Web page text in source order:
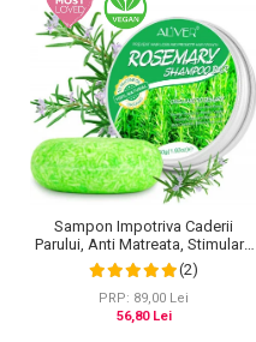
Sampon Impotriva Caderii
Parului, Anti Matreata, Stimulare
si Fortifiere cu Rozmarin
Organic, 100% Natural, Aliver 60
g
(2)
PRP: 89,00 Lei
56,80 Lei